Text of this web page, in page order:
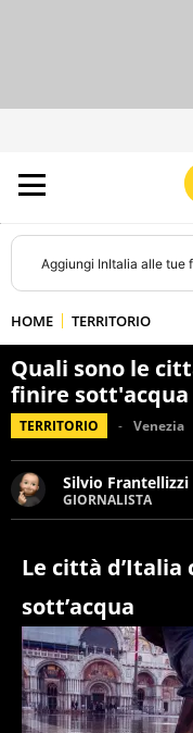
Aggiungi InItalia alle tue
HOME TERRITORIO
Quali sono le
finire sott'acqua
TERRITORIO Venezia
Silvio Frantellizzi
GIORNALISTA
Giornalista
cronaca, motori,
Le città
sott’acqua